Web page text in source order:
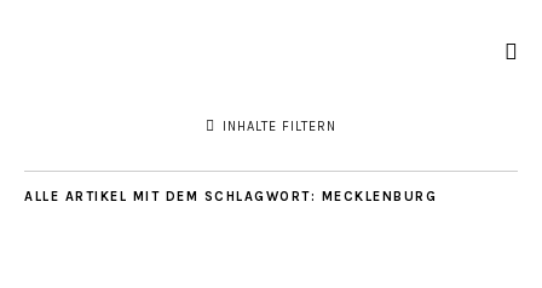
INHALTE FILTERN
ALLE ARTIKEL MIT DEM SCHLAGWORT: MECKLENBURG